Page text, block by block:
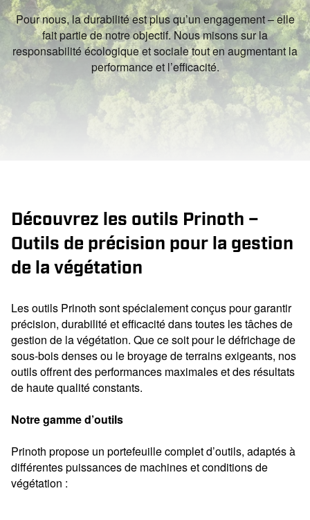
Pour nous, la durabilité est plus qu’un engagement – elle
fait partie de notre objectif. Nous misons sur la
responsabilité écologique et sociale tout en augmentant la
performance et l’efficacité.
Découvrez les outils Prinoth –
Outils de précision pour la gestion
de la végétation
Les outils Prinoth sont spécialement conçus pour garantir
précision, durabilité et efficacité dans toutes les tâches de
gestion de la végétation. Que ce soit pour le défrichage de
sous-bois denses ou le broyage de terrains exigeants, nos
outils offrent des performances maximales et des résultats
de haute qualité constants.
Notre gamme d’outils
Prinoth propose un portefeuille complet d’outils, adaptés à
différentes puissances de machines et conditions de
végétation :